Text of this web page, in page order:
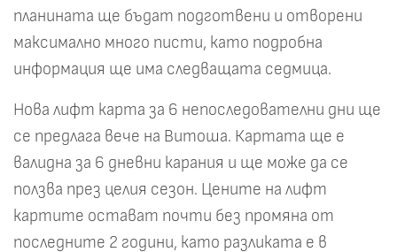
планината ще бъдат подготвени и отворени
максимално много писти, като подробна
информация ще има следващата седмица.
Нова лифт карта за 6 непоследователни дни ще
се предлага вече на Витоша. Картата ще е
валидна за 6 дневни карания и ще може да се
ползва през целия сезон. Цените на лифт
картите остават почти без промяна от
последните 2 години, като разликата е в